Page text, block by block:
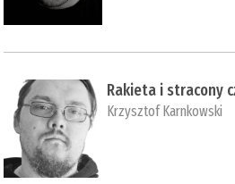
Rakieta i stracony
Krzysztof Karnkowski